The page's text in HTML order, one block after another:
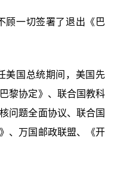
顾一切签署了退出《巴
美国总统期间，美国先
黎协定》、联合国教科
问题全面协议、联合国
、万国邮政联盟、《开